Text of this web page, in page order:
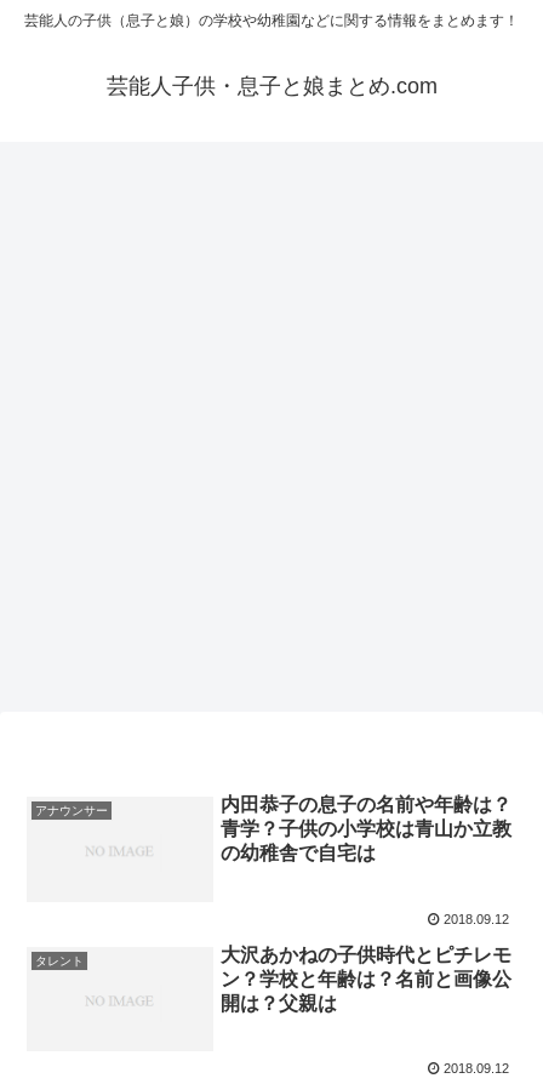
芸能人の子供（息子と娘）の学校や幼稚園などに関する情報をまとめます！
芸能人子供・息子と娘まとめ.com
アナウンサー
内田恭子の息子の名前や年齢は？
青学？子供の小学校は青山か立教
の幼稚舎で自宅は
2018.09.12
タレント
大沢あかねの子供時代とピチレモ
ン？学校と年齢は？名前と画像公
開は？父親は
2018.09.12